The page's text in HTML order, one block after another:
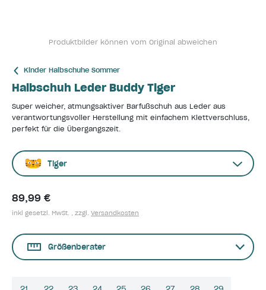
Produktbilder können vom Original abweichen
Kinder Halbschuhe Sommer
Halbschuh Leder Buddy Tiger
Super weicher, atmungsaktiver Barfußschuh aus Leder aus
verantwortungsvoller Herstellung mit einfachem Klettverschluss,
perfekt für die Übergangszeit.
Tiger
89,99 €
inkl gesetzl. MwSt. , zzgl. Versandkosten
Größenberater